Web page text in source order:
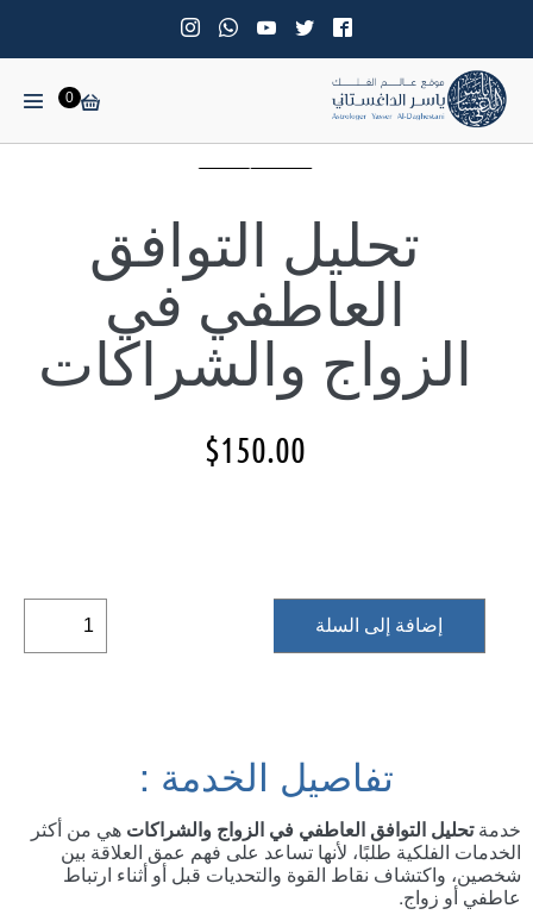
0
تحليل التوافق
العاطفي في
الزواج والشراكات
$150.00
إضافة إلى السلة
تفاصيل الخدمة :
خدمةتحليل التوافق العاطفي في الزواج والشراكات هي من أكثر
الخدمات الفلكية طلبًا، لأنها تساعد على فهم عمق العلاقة بين
شخصين، واكتشاف نقاط القوة والتحديات قبل أو أثناء ارتباط
عاطفي أو زواج.